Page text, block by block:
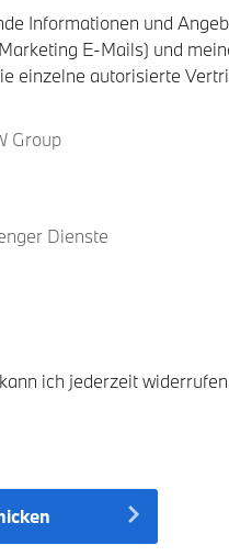
Informationen und
E-Mails) und
einzelne autorisierte
Group
Dienste
ich jederzeit